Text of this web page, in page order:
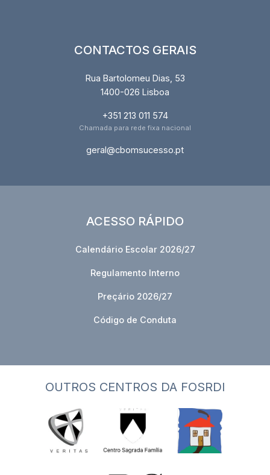
CONTACTOS GERAIS
Rua Bartolomeu Dias, 53
1400-026 Lisboa
+351 213 011 574
Chamada para rede fixa nacional
geral@cbomsucesso.pt
ACESSO RÁPIDO
Calendário Escolar 2026/27
Regulamento Interno
Preçário 2026/27
Código de Conduta
OUTROS CENTROS DA FOSRDI